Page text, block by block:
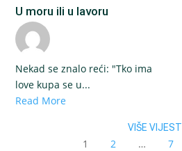
U moru ili u lavoru
Nekad se znalo reći: "Tko ima
love kupa se u...
Read More
VIŠE VIJESTI
1 2 … 7